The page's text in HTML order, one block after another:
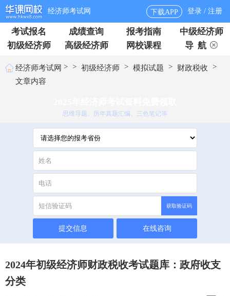
经济师考试网 下载APP 登录 / 注册
考试报名 成绩查询 报考指南
中级经济师
初级经济师
高级经济师 网校课程 导 航
经济师考试网 > > 初级经济师 > 模拟试题 > 财政税收
>
文章内容
思维导题、历年真题汇编、三色笔记等
获取验证码
提交信息 在线咨询
2024年初级经济师财政税收考试题库：政府收支
分类